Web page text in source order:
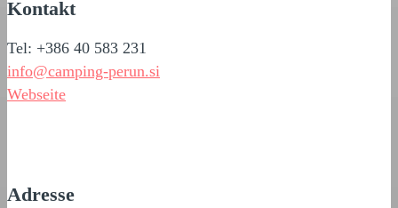
Kontakt
Tel: +386 40 583 231
info@camping-perun.si
Webseite
Adresse